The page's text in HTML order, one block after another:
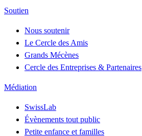
Soutien
Nous soutenir
Le Cercle des Amis
Grands Mécènes
Cercle des Entreprises & Partenaires
Médiation
SwissLab
Évènements tout public
Petite enfance et familles